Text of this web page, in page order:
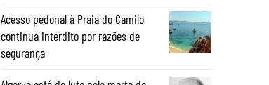
Acesso pedonal à Praia do Camilo
continua interdito por razões de
segurança